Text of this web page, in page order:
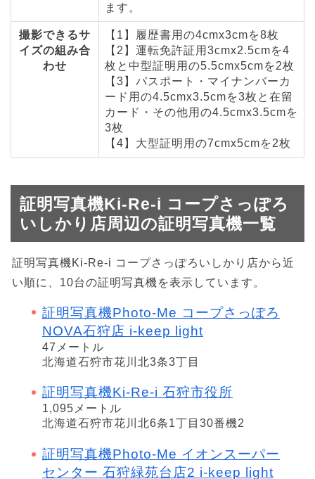
ます。
撮影できるサ
イズの組み合
わせ
【1】履歴書用の4cmx3cmを8枚
【2】運転免許証用3cmx2.5cmを4
枚と中型証明用の5.5cmx5cmを2枚
【3】パスポート・マイナンバーカ
ード用の4.5cmx3.5cmを3枚と在留
カード・その他用の4.5cmx3.5cmを
3枚
【4】大型証明用の7cmx5cmを2枚
証明写真機Ki-Re-i コープさっぽろ
いしかり店周辺の証明写真機一覧
証明写真機Ki-Re-i コープさっぽろいしかり店から近
い順に、10台の証明写真機を表示しています。
証明写真機Photo-Me コープさっぽろ
NOVA石狩店 i-keep light
47メートル
北海道石狩市花川北3条3丁目
証明写真機Ki-Re-i 石狩市役所
1,095メートル
北海道石狩市花川北6条1丁目30番機2
証明写真機Photo-Me イオンスーパー
センター 石狩緑苑台店2 i-keep light